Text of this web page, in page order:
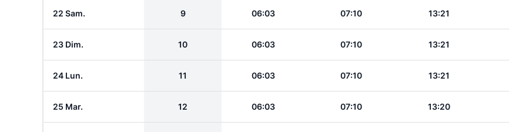
22 Sam. 9 06:03 07:10 13:21
23 Dim. 10 06:03 07:10 13:21
24 Lun. 11 06:03 07:10 13:21
25 Mar. 12 06:03 07:10 13:20